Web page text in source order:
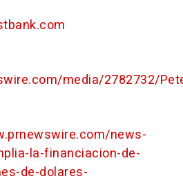
media/2782732/
news-
la-financiacion-de-
de-dolares-